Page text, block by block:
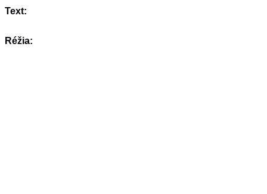
Text:
Réžia: